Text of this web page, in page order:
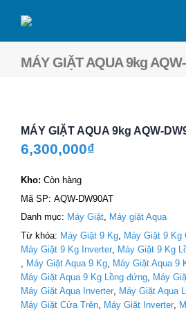
MÁY GIẶT AQUA 9kg
MÁY GIẶT AQUA 9kg AQW-
6,300,000₫
Kho: Còn hàng
Mã SP: AQW-DW90AT
Danh mục: Máy Giặt, Máy giặt Aqua
Từ khóa: Máy Giặt 9 Kg Máy Giặt 9 Kg
Máy Giặt 9 Kg Inverter Máy Giặt 9 Kg
Máy Giặt Aqua 9 Kg Máy Giặt Aqua 9
Máy Giặt Aqua 9 Kg Lồng đứng Máy
Máy Giặt Aqua Inverter Máy Giặt Aqua
Máy Giặt Cửa Trên Máy Giặt Inverter